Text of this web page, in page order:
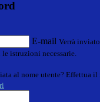
E-mail Verrà
istruzioni necessarie.
al nome utente? Effettua il